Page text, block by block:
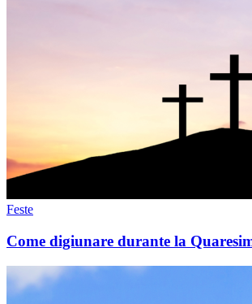
Feste
Come digiunare durante la